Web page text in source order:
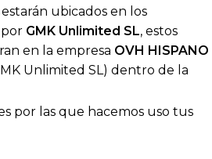
ubicados en los
GMK Unlimited SL, estos
en la empresa OVH HISPANO
Unlimited SL) dentro de la
por las que hacemos uso tus